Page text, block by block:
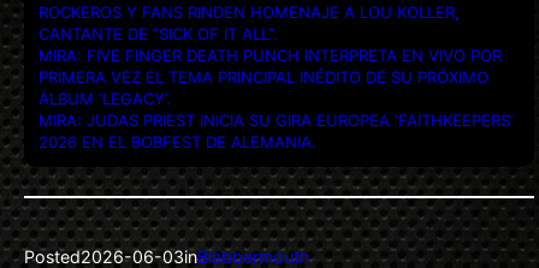
ROCKEROS Y FANS RINDEN HOMENAJE A LOU KOLLER,
CANTANTE DE “SICK OF IT ALL”.
MIRA: FIVE FINGER DEATH PUNCH INTERPRETA EN VIVO POR
PRIMERA VEZ EL TEMA PRINCIPAL INÉDITO DE SU PRÓXIMO
ÁLBUM ‘LEGACY’.
MIRA: JUDAS PRIEST INICIA SU GIRA EUROPEA ‘FAITHKEEPERS’
2026 EN EL BOBFEST DE ALEMANIA.
Posted2026-06-03inBlabbermouth